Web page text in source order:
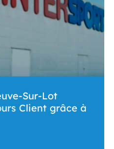
Sur-Lot
Client grâce à